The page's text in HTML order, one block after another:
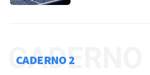
CADERNO 2
CADERNO 2